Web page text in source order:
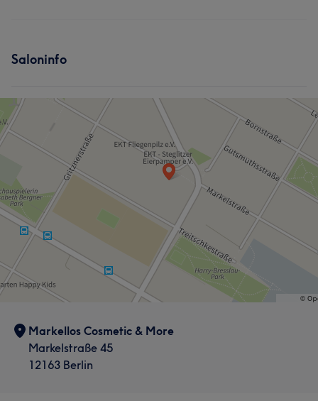
Saloninfo
Markellos Cosmetic & More
Markelstraße 45
12163 Berlin